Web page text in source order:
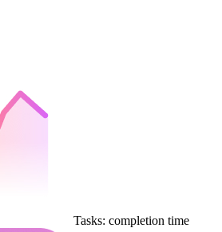
Tasks: completion time